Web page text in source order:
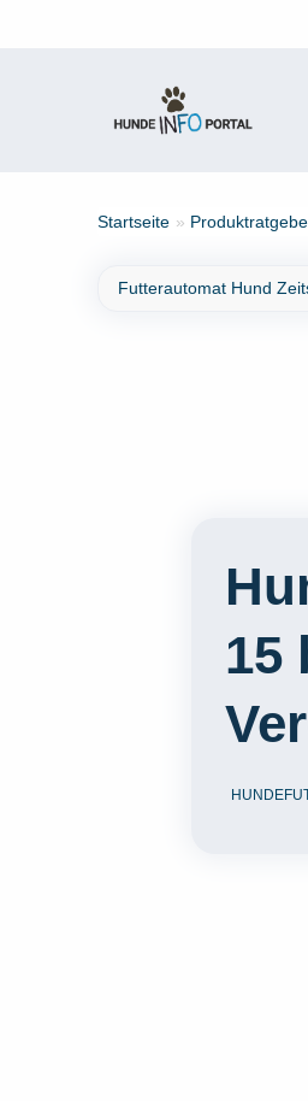
Startseite »
Futterautomat Hund
15